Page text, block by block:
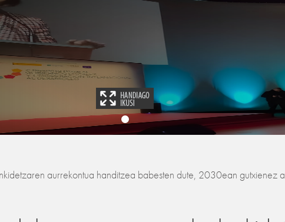
aurrekontua handitzea babesten dute, 2030ean gutxienez